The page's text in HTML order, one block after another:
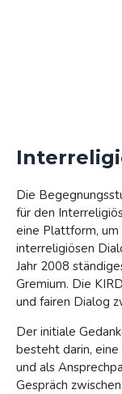
Die
für den
eine Plattform, um
interreligiösen
Jahr 2008
Gremium. Die
und fairen Dialog
Der initiale
besteht darin,
und als
Gespräch